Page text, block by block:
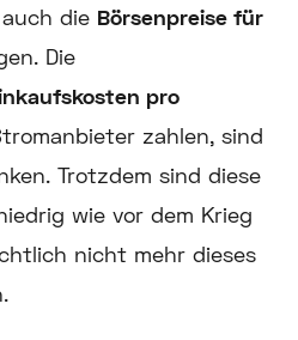
die Börsenpreise für
Die
pro
zahlen, sind
Trotzdem sind diese
wie vor dem Krieg
nicht mehr dieses